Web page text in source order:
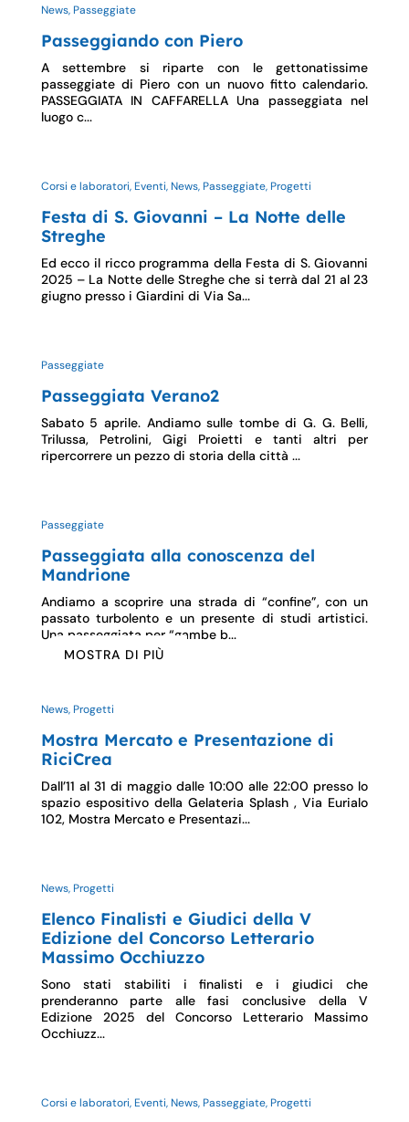
News, Passeggiate
Passeggiando con Piero
A settembre si riparte con le gettonatissime
passeggiate di Piero con un nuovo fitto calendario.
PASSEGGIATA IN CAFFARELLA Una passeggiata nel
luogo c...
Corsi e laboratori, Eventi, News, Passeggiate, Progetti
Festa di S. Giovanni – La Notte delle
Streghe
Ed ecco il ricco programma della Festa di S. Giovanni
2025 – La Notte delle Streghe che si terrà dal 21 al 23
giugno presso i Giardini di Via Sa...
Passeggiate
Passeggiata Verano2
Sabato 5 aprile. Andiamo sulle tombe di G. G. Belli,
Trilussa, Petrolini, Gigi Proietti e tanti altri per
ripercorrere un pezzo di storia della città ...
Passeggiate
Passeggiata alla conoscenza del
Mandrione
Andiamo a scoprire una strada di “confine”, con un
passato turbolento e un presente di studi artistici.
Una passeggiata per “gambe b...
MOSTRA DI PIÙ
News, Progetti
Mostra Mercato e Presentazione di
RiciCrea
Dall’11 al 31 di maggio dalle 10:00 alle 22:00 presso lo
spazio espositivo della Gelateria Splash , Via Eurialo
102, Mostra Mercato e Presentazi...
News, Progetti
Elenco Finalisti e Giudici della V
Edizione del Concorso Letterario
Massimo Occhiuzzo
Sono stati stabiliti i finalisti e i giudici che
prenderanno parte alle fasi conclusive della V
Edizione 2025 del Concorso Letterario Massimo
Occhiuzz...
Corsi e laboratori, Eventi, News, Passeggiate, Progetti